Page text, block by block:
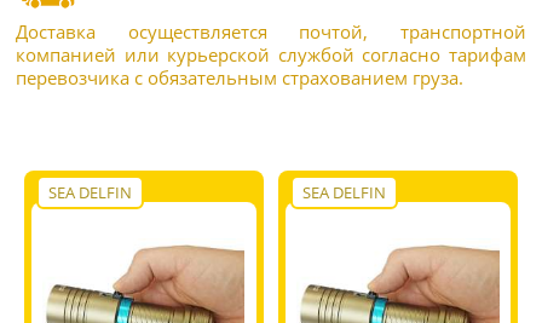
Доставка осуществляется почтой, транспортной
компанией или курьерской службой согласно тарифам
перевозчика с обязательным страхованием груза.
SEA DELFIN SEA DELFIN